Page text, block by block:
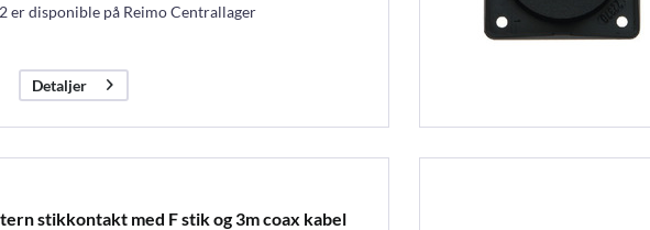
2 er disponible på Reimo Centrallager
Detaljer
stikkontakt med F stik og 3m coax kabel